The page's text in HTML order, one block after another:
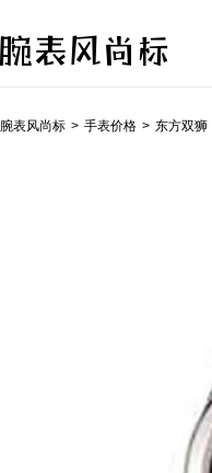
腕表风尚标 手表价格 东方双狮